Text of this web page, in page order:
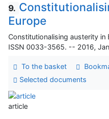
9.
Europe
Constitutionalising austerity
ISSN 0033-3565. -- 2016,
To the basket
Selected documents
article